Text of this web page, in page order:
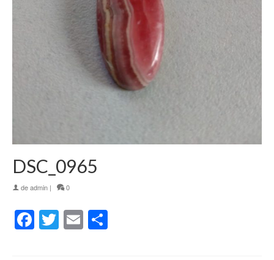
DSC_0965
deadmin | 0
Facebook
Twitter
Email